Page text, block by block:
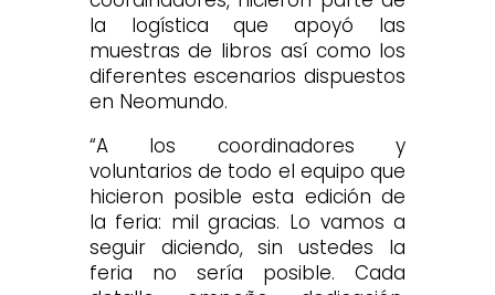
la logística que apoyó las
muestras de libros así como los
diferentes escenarios dispuestos
en Neomundo.
“A los coordinadores y
voluntarios de todo el equipo que
hicieron posible esta edición de
la feria: mil gracias. Lo vamos a
seguir diciendo, sin ustedes la
feria no sería posible. Cada